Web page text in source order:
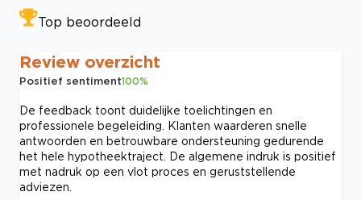
Top beoordeeld
Review overzicht
Positief sentiment100%
De feedback toont duidelijke toelichtingen en
professionele begeleiding. Klanten waarderen snelle
antwoorden en betrouwbare ondersteuning gedurende
het hele hypotheektraject. De algemene indruk is positief
met nadruk op een vlot proces en geruststellende
adviezen.